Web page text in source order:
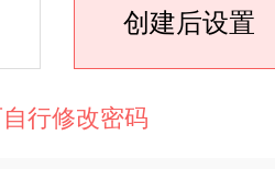
创建后设置
行修改密码